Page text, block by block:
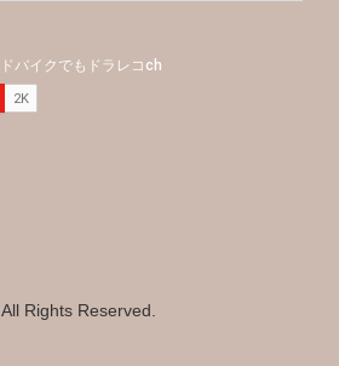
All Rights Reserved.